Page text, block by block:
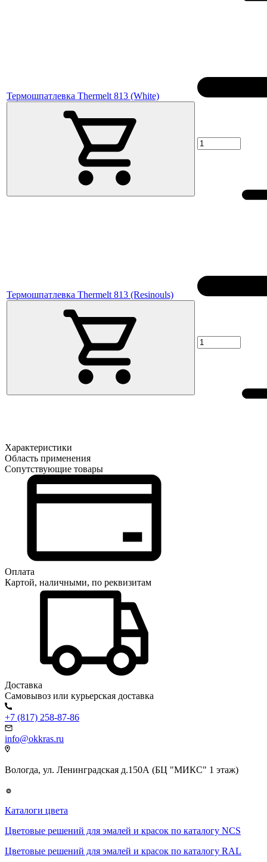
Термошпатлевка Thermelt 813 (White)
Термошпатлевка Thermelt 813 (Resinouls)
Характеристики
Область применения
Сопутствующие товары
Оплата
Картой, наличными, по реквизитам
Доставка
Самовывоз или курьерская доставка
+7 (817) 258-87-86
info@okkras.ru
Вологда, ул. Ленинградская д.150А (БЦ "МИКС" 1 этаж)
Каталоги цвета
Цветовые решений для эмалей и красок по каталогу NCS
Цветовые решений для эмалей и красок по каталогу RAL